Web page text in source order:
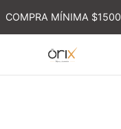
COMPRA MÍNIMA $1500